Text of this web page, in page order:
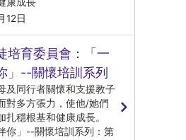
12日
培育委員會：「一
」--關懷培訓系列
及同行者關懷和支援教子
對多方張力，使他/她們
扎穩根基和健康成長。
你」--關懷培訓系列：第